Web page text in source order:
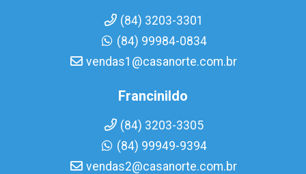
(84) 3203-3301
(84) 99984-0834
vendas1@casanorte.com.br
Francinildo
(84) 3203-3305
(84) 99949-9394
vendas2@casanorte.com.br